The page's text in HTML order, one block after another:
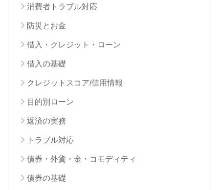
消費者トラブル対応
防災とお金
借入・クレジット・ローン
借入の基礎
クレジットスコア/信用情報
目的別ローン
返済の実務
トラブル対応
債券・外貨・金・コモディティ
債券の基礎